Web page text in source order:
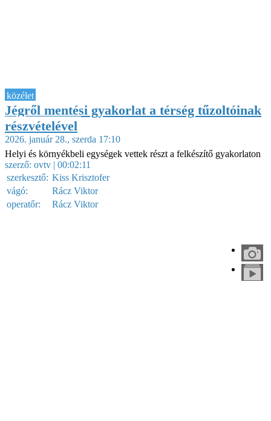
közélet
Jégről mentési gyakorlat a térség tűzoltóinak
részvételével
2026. január 28., szerda 17:10
Helyi és környékbeli egységek vettek részt a felkészítő gyakorlaton
szerző: ovtv | 00:02:11
szerkesztő: Kiss Krisztofer
vágó:
Rácz Viktor
operatőr:
Rácz Viktor